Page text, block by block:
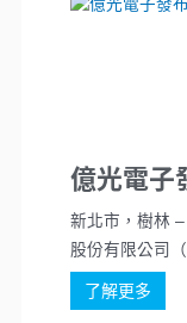
億光電子
新北市，樹林
股份有限公司
了解更多